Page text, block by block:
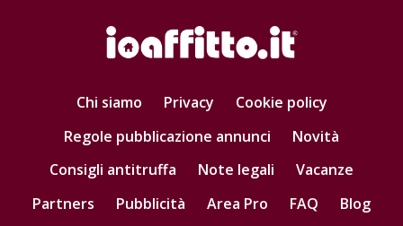
Chi siamo Privacy
Cookie policy
Regole pubblicazione annunci
Novità
Consigli antitruffa
Note legali
Vacanze
Partners
Pubblicità Area Pro FAQ
Blog